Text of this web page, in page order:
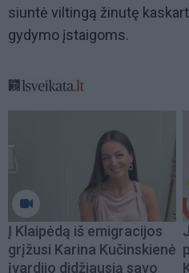
siuntė viltingą žinutę
gydymo įstaigoms.
Į Klaipėdą iš emigracijos
grįžusi Karina Kučinskienė
įvardijo didžiausią savo